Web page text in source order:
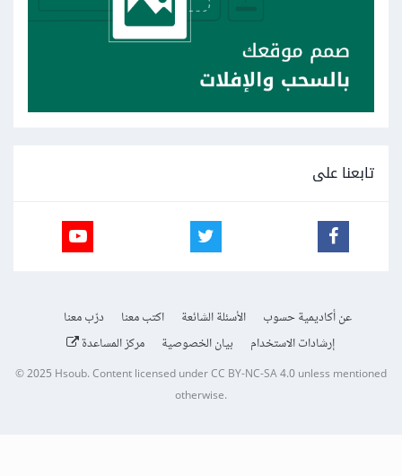
تابعنا على
عن أكاديمية حسوب الأسئلة الشائعة اكتب معنا
درّب معنا
إرشادات الاستخدام
بيان الخصوصية مركز المساعدة
© 2025 Hsoub.Content licensed underCC BY-NC-SA 4.0unless mentioned
otherwise.